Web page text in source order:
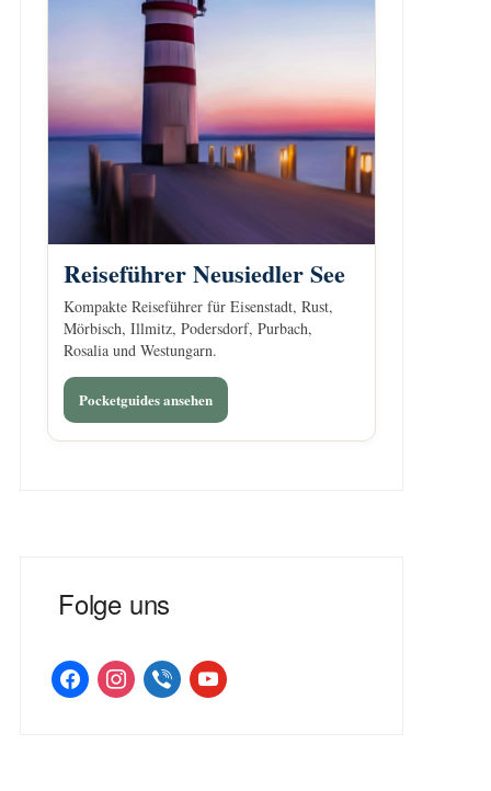
Reiseführer Neusiedler See
Kompakte Reiseführer für Eisenstadt, Rust,
Mörbisch, Illmitz, Podersdorf, Purbach,
Rosalia und Westungarn.
Pocketguides ansehen
Folge uns
facebookinstagramviber youtube